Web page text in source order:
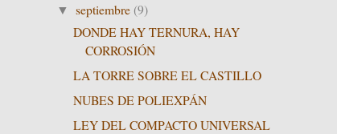
▼septiembre (9)
DONDE HAY TERNURA, HAY
CORROSIÓN
LA TORRE SOBRE EL CASTILLO
NUBES DE POLIEXPÁN
LEY DEL COMPACTO UNIVERSAL